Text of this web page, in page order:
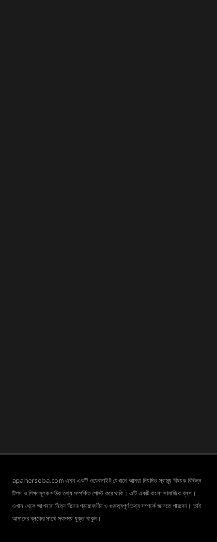
apanerseba.com এমন একটি ওয়েবসাইট যেখানে আমরা নিয়মিত স্বাস্থ্য বিষয়ক বিভিন্ন
টিপস ও শিক্ষামূলক সঠিক তথ্য সম্পর্কিত পোস্ট করে থাকি। এটি একটি বাংলা সামাজিক ব্লগ।
এখান থেকে আপনারা নিত্য দিনের প্রয়োজনীয় ও গুরুত্বপূর্ণ তথ্য সম্পর্কে জানতে পারবেন। তাই
আমাদের ব্লকের সাথে সবসময় যুক্ত থাকুন।